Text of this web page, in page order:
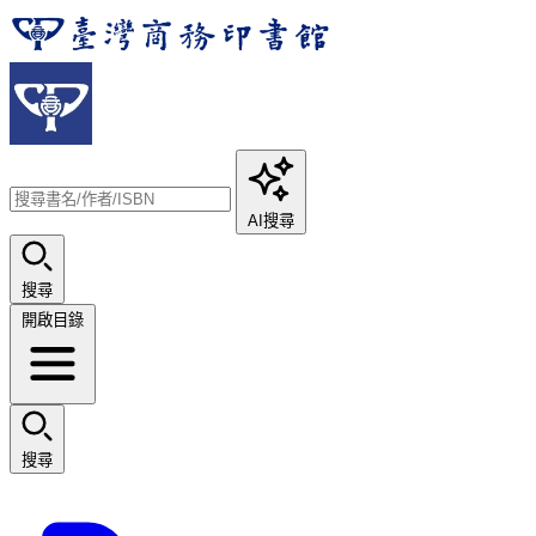
AI搜尋
搜尋
開啟目錄
搜尋